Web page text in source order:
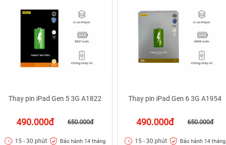
Thay pin iPad Gen 5 3G A1822
490.000đ 650.000đ
15 - 30 phút Bảo hành 14 tháng
Thay pin iPad Gen 6 3G A1954
490.000đ 650.000đ
15 - 30 phút Bảo hành 14 tháng